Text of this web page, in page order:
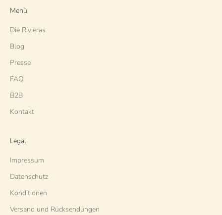
Menü
Die Rivieras
Blog
Presse
FAQ
B2B
Kontakt
Legal
Impressum
Datenschutz
Konditionen
Versand und Rücksendungen